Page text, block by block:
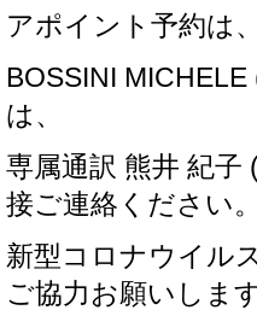
アポイント予約は
BOSSINI
は、
専属通訳 熊井 紀子
接ご連絡ください
新型コロナウイル
ご協力お願いしま